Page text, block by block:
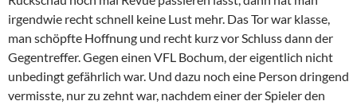
irgendwie recht schnell keine Lust mehr. Das Tor war klasse,
man schöpfte Hoffnung und recht kurz vor Schluss dann der
Gegentreffer. Gegen einen VFL Bochum, der eigentlich nicht
unbedingt gefährlich war. Und dazu noch eine Person dringend
vermisste, nur zu zehnt war, nachdem einer der Spieler den